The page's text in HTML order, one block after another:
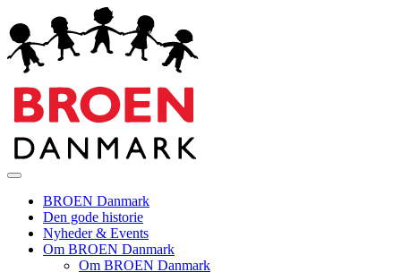
BROEN Danmark
Den gode historie
Nyheder & Events
Om BROEN Danmark
Om BROEN Danmark